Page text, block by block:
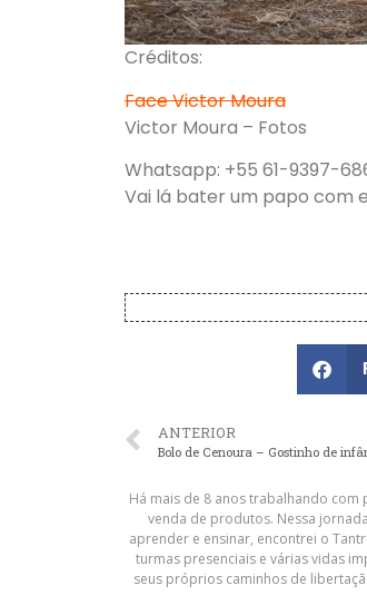
Créditos:
Face Victor Moura
Victor Moura – Fotos
Whatsapp: +55 61-9397-
Vai lá bater um papo com
ANTERIOR
Bolo de Cenoura – Gostinho de
Há mais de 8 anos trabalhando
venda de produtos. Nessa
aprender e ensinar, encontrei o
turmas presenciais e várias vidas
seus próprios caminhos de